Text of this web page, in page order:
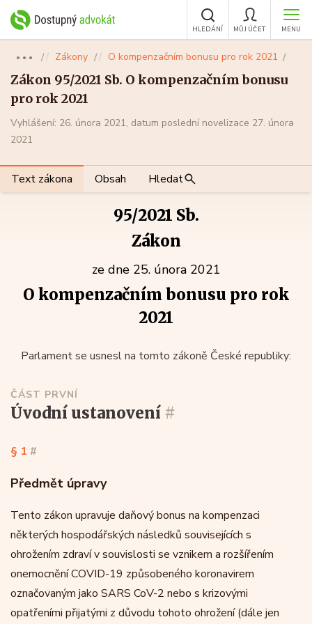
MENU
MŮJ ÚČET
HLEDÁNÍ
●●● Zákony O kompenzačním bonusu pro rok 2021
Zákon 95/2021 Sb. O kompenzačním bonusu
pro rok 2021
Vyhlášení: 26. února 2021, datum poslední novelizace 27. února
2021
Text zákona Obsah Hledat
95/2021 Sb.
Zákon
ze dne 25. února 2021
O kompenzačním bonusu pro rok
2021
Parlament se usnesl na tomto zákoně České republiky:
ČÁST PRVNÍ
úvodní ustanovení #
§ 1 #
Předmět úpravy
Tento zákon upravuje daňový bonus na kompenzaci
některých hospodářských následků souvisejících s
ohrožením zdraví v souvislosti se vznikem a rozšířením
onemocnění COVID-19 způsobeného koronavirem
označovaným jako SARS CoV-2 nebo s krizovými
opatřeními přijatými z důvodu tohoto ohrožení (dále jen